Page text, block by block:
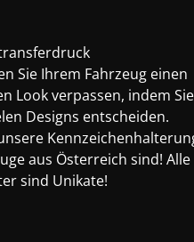
Sie Ihrem Fahrzeug einen
Look verpassen, indem Sie
Designs entscheiden.
aus Österreich sind! Alle
sind Unikate!